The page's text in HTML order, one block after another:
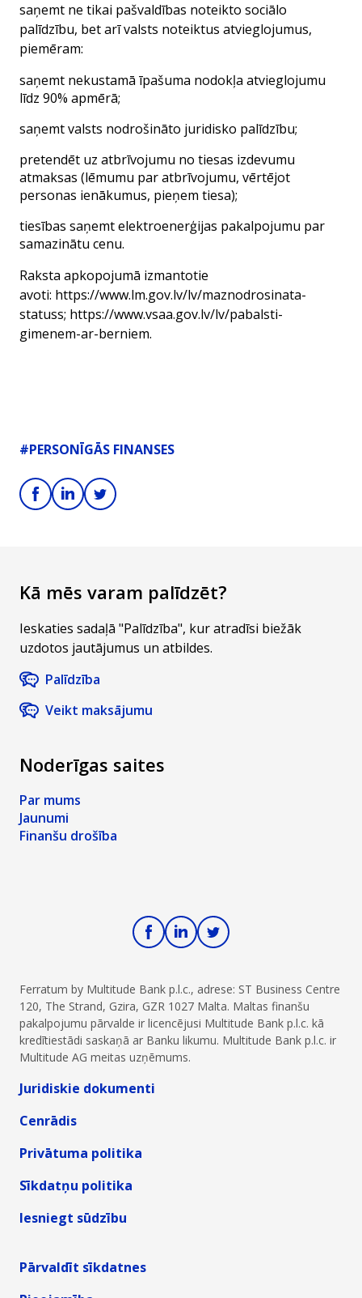
saņemt ne tikai pašvaldības noteikto sociālo
palīdzību, bet arī valsts noteiktus atvieglojumus,
piemēram:
saņemt nekustamā īpašuma nodokļa atvieglojumu
līdz 90% apmērā;
saņemt valsts nodrošināto juridisko palīdzību;
pretendēt uz atbrīvojumu no tiesas izdevumu
atmaksas (lēmumu par atbrīvojumu, vērtējot
personas ienākumus, pieņem tiesa);
tiesības saņemt elektroenerģijas pakalpojumu par
samazinātu cenu.
Raksta apkopojumā izmantotie
avoti: https://www.lm.gov.lv/lv/maznodrosinata-
statuss; https://www.vsaa.gov.lv/lv/pabalsti-
gimenem-ar-berniem.
#PERSONĪGĀS FINANSES
Kā mēs varam palīdzēt?
Ieskaties sadaļā "Palīdzība", kur atradīsi biežāk
uzdotos jautājumus un atbildes.
Palīdzība
Veikt maksājumu
Noderīgas saites
Par mums
Jaunumi
Finanšu drošība
Ferratum by Multitude Bank p.l.c., adrese: ST Business Centre
120, The Strand, Gzira, GZR 1027 Malta. Maltas finanšu
pakalpojumu pārvalde ir licencējusi Multitude Bank p.l.c. kā
kredītiestādi saskaņā ar Banku likumu. Multitude Bank p.l.c. ir
Multitude AG meitas uzņēmums.
Juridiskie dokumenti
Cenrādis
Privātuma politika
Sīkdatņu politika
Iesniegt sūdzību
Pārvaldīt sīkdatnes